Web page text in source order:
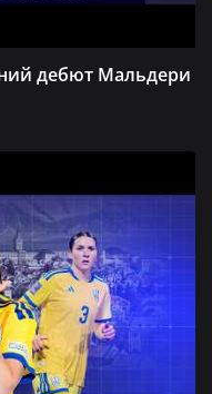
дебют Мальдери